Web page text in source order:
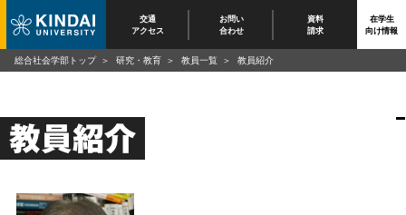
交通
アクセス
お問い
合わせ
資料
請求
在学生
向け情報
教員紹介
総合社会学部トップ 研究・教育 教員一覧 教員紹介